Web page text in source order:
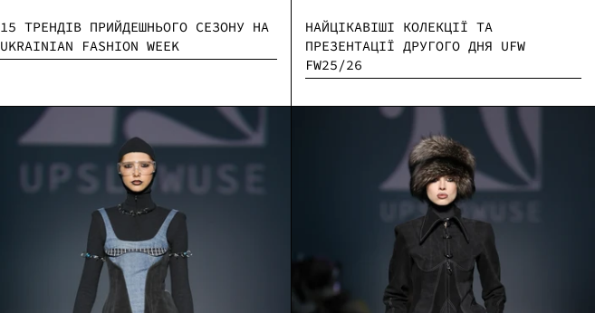
15 ТРЕНДІВ ПРИЙДЕШНЬОГО СЕЗОНУ НА
UKRAINIAN FASHION WEEK
НАЙЦІКАВІШІ КОЛЕКЦІЇ ТА
ПРЕЗЕНТАЦІЇ ДРУГОГО ДНЯ UFW
FW25/26